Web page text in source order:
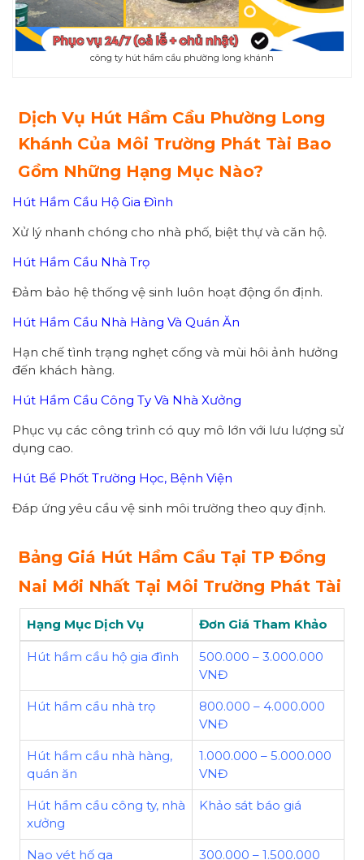
công ty hút hầm cầu phường long khánh
Dịch Vụ Hút Hầm Cầu Phường Long
Khánh Của Môi Trường Phát Tài Bao
Gồm Những Hạng Mục Nào?
Hút Hầm Cầu Hộ Gia Đình
Xử lý nhanh chóng cho nhà phố, biệt thự và căn hộ.
Hút Hầm Cầu Nhà Trọ
Đảm bảo hệ thống vệ sinh luôn hoạt động ổn định.
Hút Hầm Cầu Nhà Hàng Và Quán Ăn
Hạn chế tình trạng nghẹt cống và mùi hôi ảnh hưởng
đến khách hàng.
Hút Hầm Cầu Công Ty Và Nhà Xưởng
Phục vụ các công trình có quy mô lớn với lưu lượng sử
dụng cao.
Hút Bể Phốt Trường Học, Bệnh Viện
Đáp ứng yêu cầu vệ sinh môi trường theo quy định.
Bảng Giá Hút Hầm Cầu Tại TP Đồng
Nai Mới Nhất Tại Môi Trường Phát Tài
Hạng Mục Dịch Vụ Đơn Giá Tham Khảo
Hút hầm cầu hộ gia đình
500.000 – 3.000.000
VNĐ
Hút hầm cầu nhà trọ
800.000 – 4.000.000
VNĐ
Hút hầm cầu nhà hàng,
quán ăn
1.000.000 – 5.000.000
VNĐ
Hút hầm cầu công ty, nhà
xưởng
Khảo sát báo giá
Nạo vét hố ga
300.000 – 1.500.000